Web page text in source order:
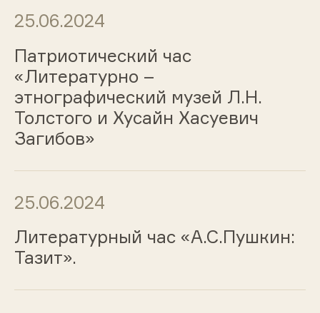
25.06.2024
Патриотический час
«Литературно –
этнографический музей Л.Н.
Толстого и Хусайн Хасуевич
Загибов»
25.06.2024
Литературный час «А.С.Пушкин:
Тазит».